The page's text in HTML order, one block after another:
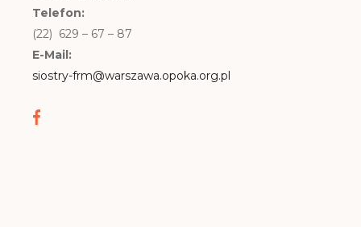
Telefon:
(22) 629 – 67 – 87
E-Mail:
siostry-frm@warszawa.opoka.org.pl